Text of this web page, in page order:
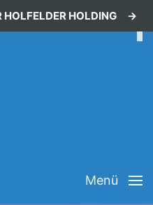
HOLDING
Menü